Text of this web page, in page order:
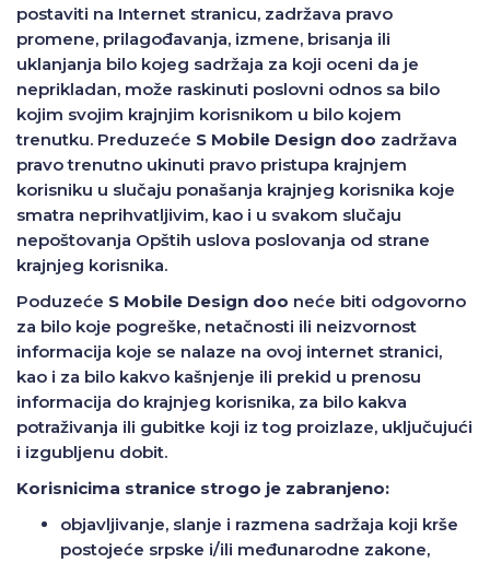
postaviti na Internet stranicu, zadržava pravo
promene, prilagođavanja, izmene, brisanja ili
uklanjanja bilo kojeg sadržaja za koji oceni da je
neprikladan, može raskinuti poslovni odnos sa bilo
kojim svojim krajnjim korisnikom u bilo kojem
trenutku. Preduzeće S Mobile Design doo zadržava
pravo trenutno ukinuti pravo pristupa krajnjem
korisniku u slučaju ponašanja krajnjeg korisnika koje
smatra neprihvatljivim, kao i u svakom slučaju
nepoštovanja Opštih uslova poslovanja od strane
krajnjeg korisnika.
Poduzeće S Mobile Design doo neće biti odgovorno
za bilo koje pogreške, netačnosti ili neizvornost
informacija koje se nalaze na ovoj internet stranici,
kao i za bilo kakvo kašnjenje ili prekid u prenosu
informacija do krajnjeg korisnika, za bilo kakva
potraživanja ili gubitke koji iz tog proizlaze, uključujući
i izgubljenu dobit.
Korisnicima stranice strogo je zabranjeno:
objavljivanje, slanje i razmena sadržaja koji krše
postojeće srpske i/ili međunarodne zakone,